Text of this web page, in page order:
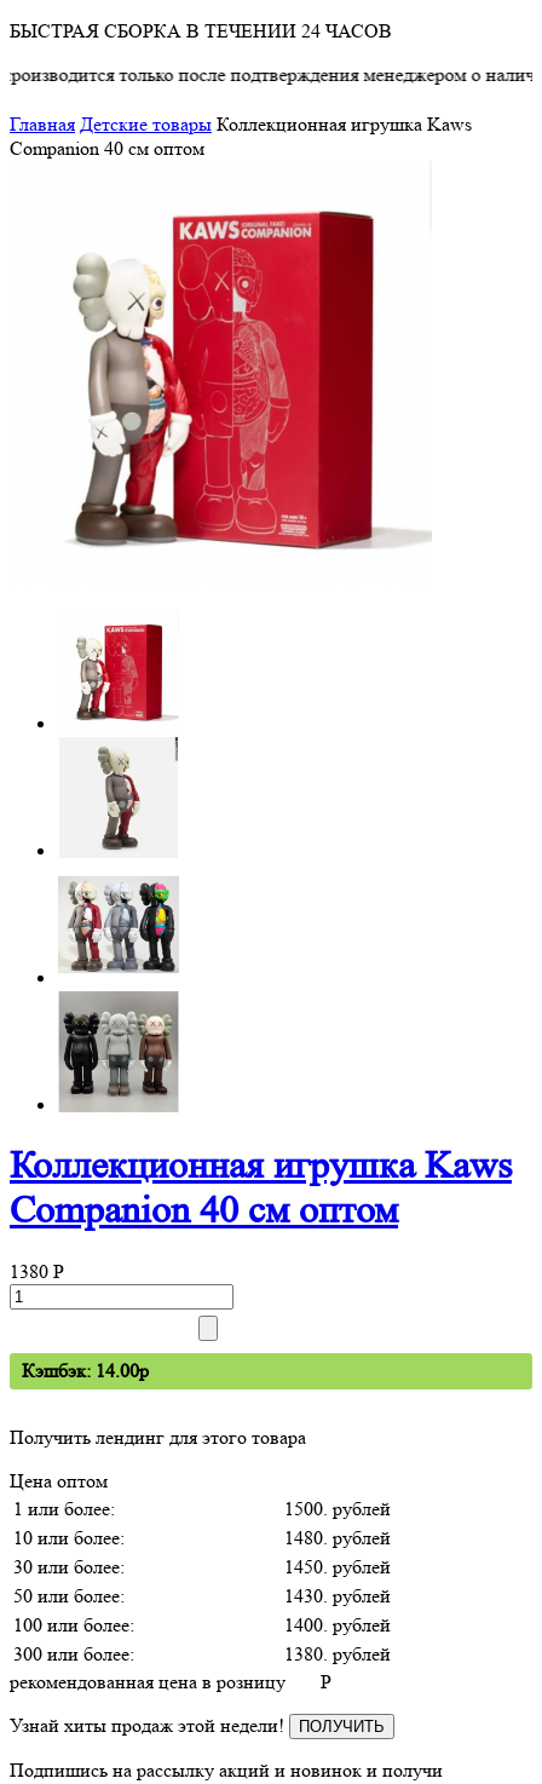
БЫСТРАЯ СБОРКА В ТЕЧЕНИИ 24 ЧАСОВ
только после подтверждения менеджером о наличии
Главная Детские товары Коллекционная игрушка Kaws
Companion 40 см оптом
Коллекционная игрушка Kaws
Companion 40 см оптом
1380 P
Кэшбэк: 14.00p
Получить лендинг для этого товара
Цена оптом
1 или более:
1500. рублей
10 или более:
1480. рублей
30 или более:
1450. рублей
50 или более:
1430. рублей
100 или более:
1400. рублей
300 или более:
1380. рублей
рекомендованная цена в розницу
P
Узнай хиты продаж этой недели!
ПОЛУЧИТЬ
Подпишись на рассылку акций и новинок и получи